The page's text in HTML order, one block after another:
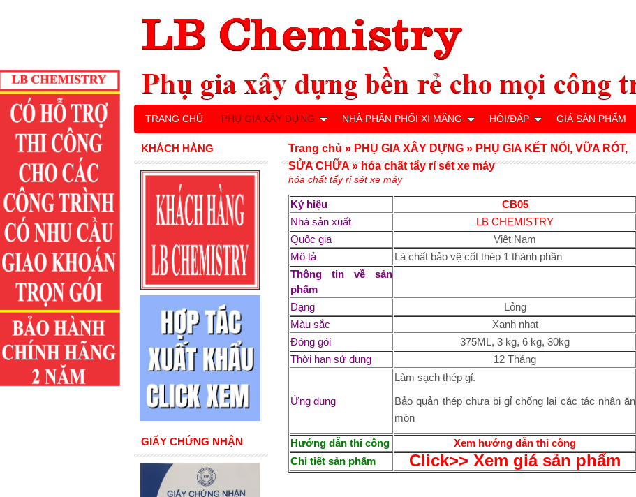
hóa chất tẩy rỉ sét xe máy
Ký hiệu
CB05
Nhà sản xuất
LB CHEMISTRY
Quốc gia
Việt Nam
Mô tả
Là chất bảo vệ cốt thép 1 thành phần
Thông tin về sản
phẩm
Dạng
Lỏng
Màu sắc
Xanh nhạt
Đóng gói
375ML, 3 kg, 6 kg, 30kg
Thời hạn sử dụng
12 Tháng
Ứng dụng
Làm sạch thép gỉ.
Bảo quản thép chưa bị gỉ chống lại các tác nhân ăn
mòn
Hướng dẫn thi công
Xem hướng dẫn thi công
Chi tiết sản phẩm
Click>> Xem giá sản phẩm
Trang chủ » PHỤ GIA XÂY DỰNG » PHỤ GIA KẾT NỐI, VỮA RÓT,
SỬA CHỮA »hóa chất tẩy rỉ sét xe máy
KHÁCH HÀNG
GIẤY CHỨNG NHẬN
TRANG CHỦ PHỤ GIA XÂY DỰNG NHÀ PHÂN PHỐI XI MĂNG HỎI/ĐÁP GIÁ SẢN PHẨM